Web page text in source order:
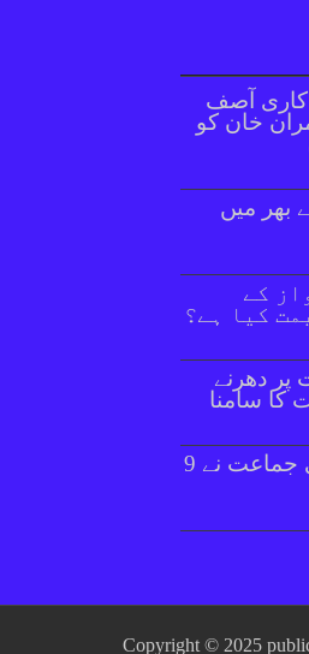
کاری آصف
خان کو
بھر میں
کے
کیا ہے؟
دھرنے
کا سامنا
کراچی میں ایک اور مذہبی جماعت نے 9
Copyright © 2025